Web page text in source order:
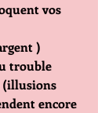
vos
)
trouble
(illusions
encore